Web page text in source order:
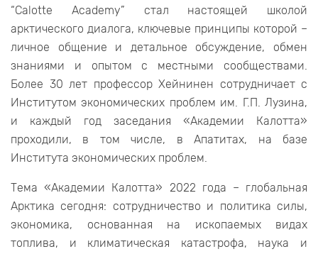
“Calotte Academy” стал настоящей школой
арктического диалога, ключевые принципы которой –
личное общение и детальное обсуждение, обмен
знаниями и опытом с местными сообществами.
Более 30 лет профессор Хейнинен сотрудничает с
Институтом экономических проблем им. Г.П. Лузина,
и каждый год заседания «Академии Калотта»
проходили, в том числе, в Апатитах, на базе
Института экономических проблем.
Тема «Академии Калотта» 2022 года – глобальная
Арктика сегодня: сотрудничество и политика силы,
экономика, основанная на ископаемых видах
топлива, и климатическая катастрофа, наука и